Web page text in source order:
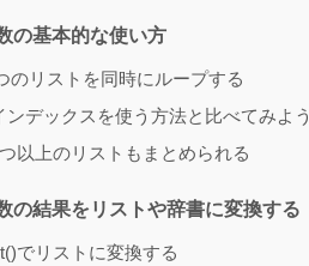
の基本的な使い方
のリストを同時にループする
ンデックスを使う方法と比べてみよう
以上のリストもまとめられる
の結果をリストや辞書に変換する
でリストに変換する